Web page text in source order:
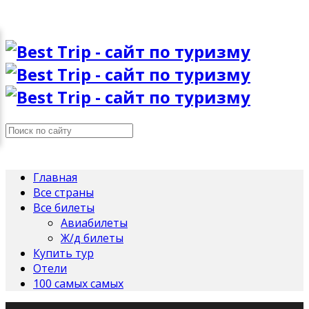
Главная
Все страны
Все билеты
Авиабилеты
Ж/д билеты
Купить тур
Отели
100 самых самых